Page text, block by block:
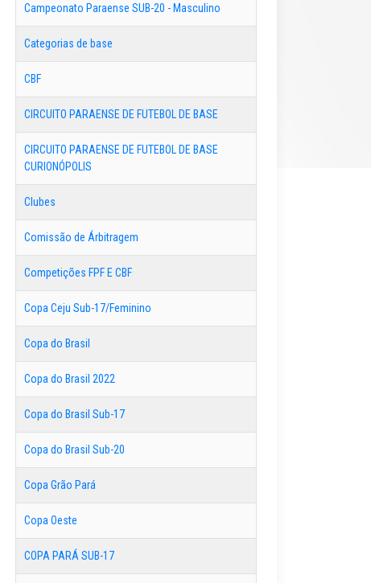
Campeonato Paraense SUB-20 - Masculino
Categorias de base
CBF
CIRCUITO PARAENSE DE FUTEBOL DE BASE
CIRCUITO PARAENSE DE FUTEBOL DE BASE
CURIONÓPOLIS
Clubes
Comissão de Árbitragem
Competições FPF E CBF
Copa Ceju Sub-17/Feminino
Copa do Brasil
Copa do Brasil 2022
Copa do Brasil Sub-17
Copa do Brasil Sub-20
Copa Grão Pará
Copa Oeste
COPA PARÁ SUB-17